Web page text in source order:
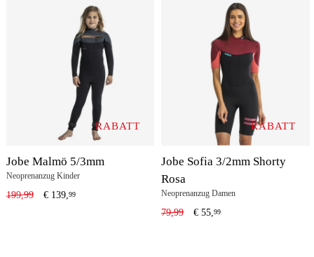
RABATT
Jobe Malmö 5/3mm
Neoprenanzug Kinder
199,99 € 139, 99
RABATT
Jobe Sofia 3/2mm Shorty
Rosa
Neoprenanzug Damen
79,99 € 55,99